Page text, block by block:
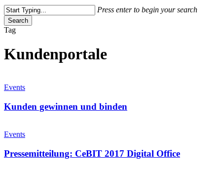
Press enter to begin your search
Search
Close
Tag
Kundenportale
gewinnen
binden
Events
Kunden gewinnen und binden
CeBIT
Digital
Office
Events
Pressemitteilung: CeBIT 2017 Digital Office